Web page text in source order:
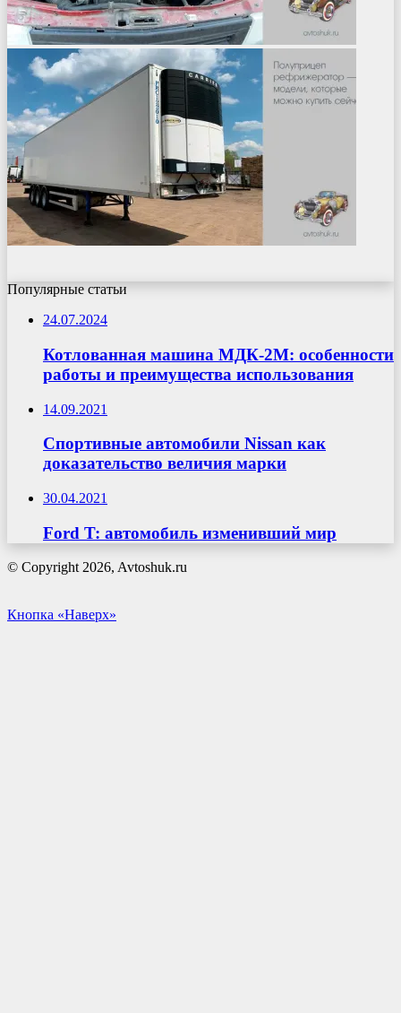
Популярные статьи
24.07.2024
Котлованная машина МДК-2М: особенности
работы и преимущества использования
14.09.2021
Спортивные автомобили Nissan как
доказательство величия марки
30.04.2021
Ford T: автомобиль изменивший мир
© Copyright 2026, Avtoshuk.ru
Кнопка «Наверх»